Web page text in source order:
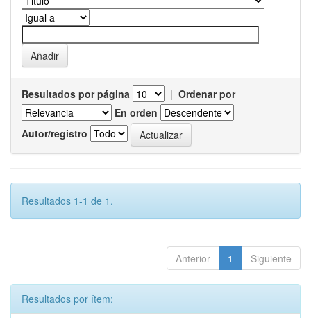
Resultados por página | Ordenar por
En orden
Autor/registro
Resultados 1-1 de 1.
Anterior 1 Siguiente
Resultados por ítem: